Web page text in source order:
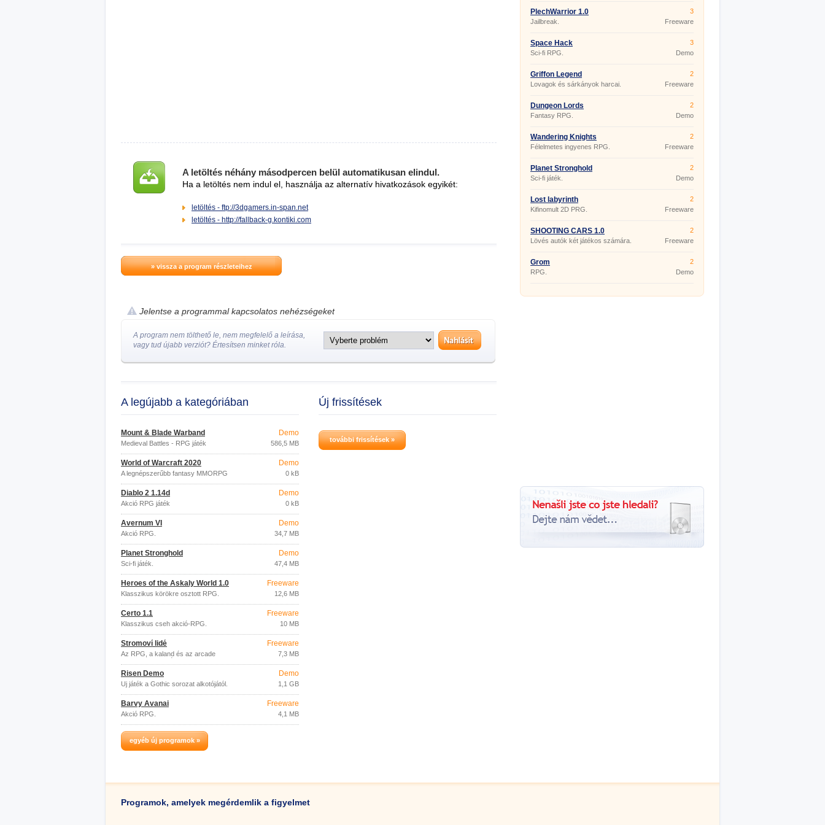
A letöltés néhány másodpercen belül automatikusan elindul.
Ha a letöltés nem indul el, használja az alternatív hivatkozások egyikét:
letöltés - ftp://3dgamers.in-span.net
letöltés - http://fallback-g.kontiki.com
» vissza a program részleteihez
Jelentse a programmal kapcsolatos nehézségeket
A program nem tölthető le, nem megfelelő a leírása,
vagy tud újabb verziót? Értesítsen minket róla.
A legújabb a kategóriában
Mount & Blade Warband
Medieval Battles - RPG játék
Demo
586,5 MB
World of Warcraft 2020
A legnépszerűbb fantasy MMORPG
Demo
0 kB
Diablo 2 1.14d
Akció RPG játék
Demo
0 kB
Avernum VI
Akció RPG.
Demo
34,7 MB
Planet Stronghold
Sci-fi játék.
Demo
47,4 MB
Heroes of the Askaly World 1.0
Klasszikus körökre osztott RPG.
Freeware
12,6 MB
Čerto 1.1
Klasszikus cseh akció-RPG.
Freeware
10 MB
Stromoví lidé
Az RPG, a kaland és az arcade
forradalmi keveréke.
Freeware
7,3 MB
Risen Demo
Új játék a Gothic sorozat alkotójától.
Demo
1,1 GB
Barvy Avanai
Akció RPG.
Freeware
4,1 MB
egyéb új programok »
Új frissítések
további frissítések »
PlechWarrior 1.0
Jailbreak.
3
Freeware
Space Hack
Sci-fi RPG.
3
Demo
Griffon Legend
Lovagok és sárkányok harcai.
2
Freeware
Dungeon Lords
Fantasy RPG.
2
Demo
Wandering Knights
Félelmetes ingyenes RPG.
2
Freeware
Planet Stronghold
Sci-fi játék.
2
Demo
Lost labyrinth
Kifinomult 2D PRG.
2
Freeware
SHOOTING CARS 1.0
Lövés autók két játékos számára.
2
Freeware
Grom
RPG.
2
Demo
Programok, amelyek megérdemlik a figyelmet